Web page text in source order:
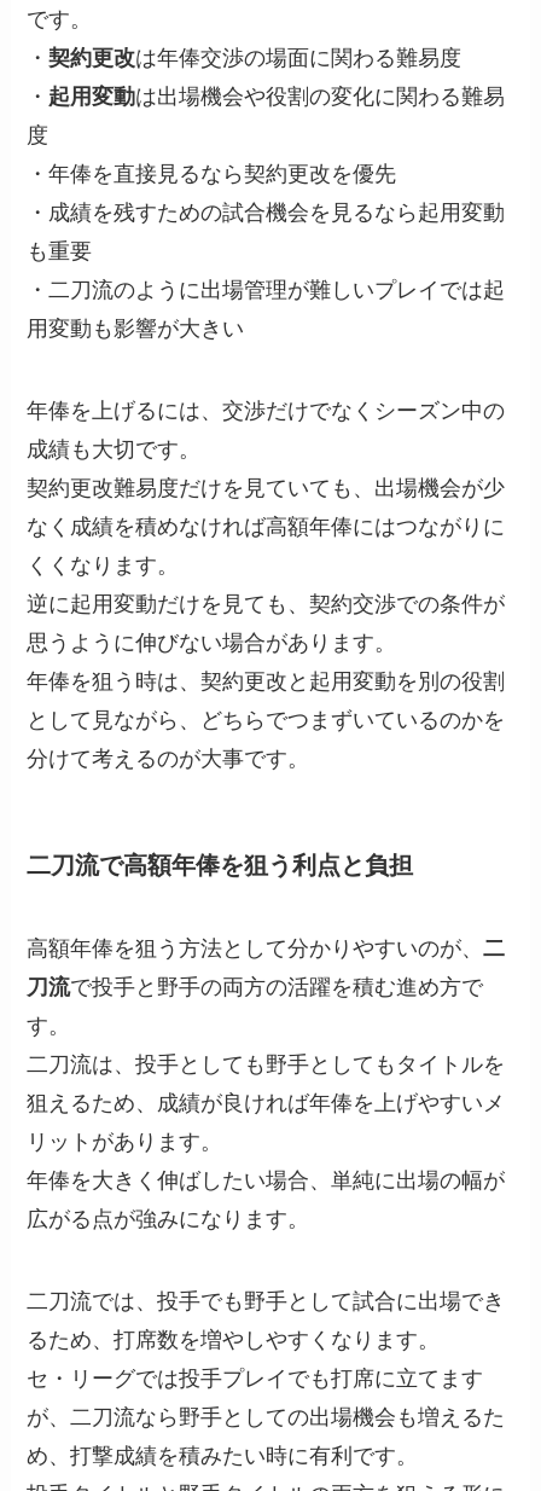
です。
・契約更改は年俸交渉の場面に関わる難易度
・ 起用変動は出場機会や役割の変化に関わる難易
度
・年俸を直接見るなら契約更改を優先
・成績を残すための試合機会を見るなら起用変動
も重要
・二刀流のように出場管理が難しいプレイでは起
用変動も影響が大きい
年俸を上げるには、交渉だけでなくシーズン中の
成績も大切です。
契約更改難易度だけを見ていても、出場機会が少
なく成績を積めなければ高額年俸にはつながりに
くくなります。
逆に起用変動だけを見ても、契約交渉での条件が
思うように伸びない場合があります。
年俸を狙う時は、契約更改と起用変動を別の役割
として見ながら、どちらでつまずいているのかを
分けて考えるのが大事です。
二刀流で高額年俸を狙う利点と負担
高額年俸を狙う方法として分かりやすいのが、二
刀流で投手と野手の両方の活躍を積む進め方で
す。
二刀流は、投手としても野手としてもタイトルを
狙えるため、成績が良ければ年俸を上げやすいメ
リットがあります。
年俸を大きく伸ばしたい場合、単純に出場の幅が
広がる点が強みになります。
二刀流では、投手でも野手として試合に出場でき
るため、打席数を増やしやすくなります。
セ・リーグでは投手プレイでも打席に立てます
が、二刀流なら野手としての出場機会も増えるた
め、打撃成績を積みたい時に有利です。